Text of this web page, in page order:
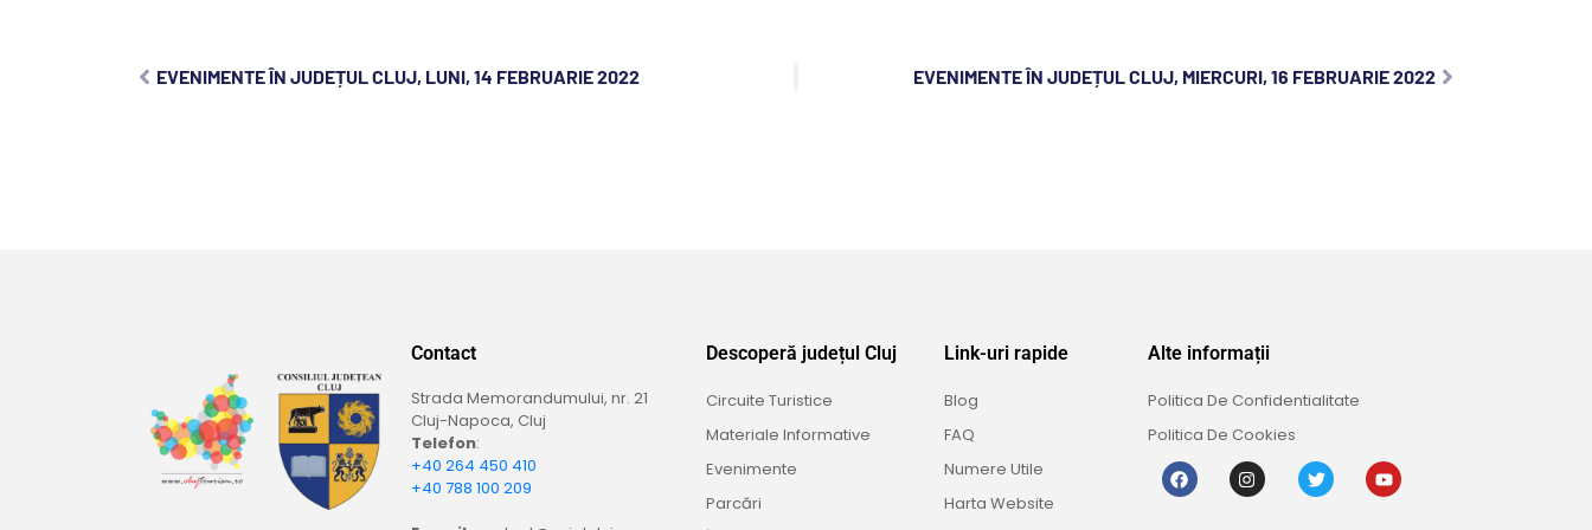
EVENIMENTE ÎN JUDEȚUL CLUJ, LUNI, 14 FEBRUARIE 2022 EVENIMENTE ÎN JUDEȚUL CLUJ, MIERCURI, 16 FEBRUARIE 2022
Contact
Strada Memorandumului, nr. 21
Cluj-Napoca, Cluj
Telefon:
+40 264 450 410
+40 788 100 209
Descoperă județul Cluj
Circuite Turistice
Materiale Informative
Evenimente
Parcări
Link-uri rapide
Blog
FAQ
Numere Utile
Harta Website
Alte informații
Politica De Confidentialitate
Politica De Cookies